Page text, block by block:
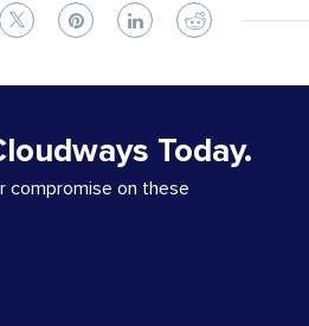
Today.
compromise on these